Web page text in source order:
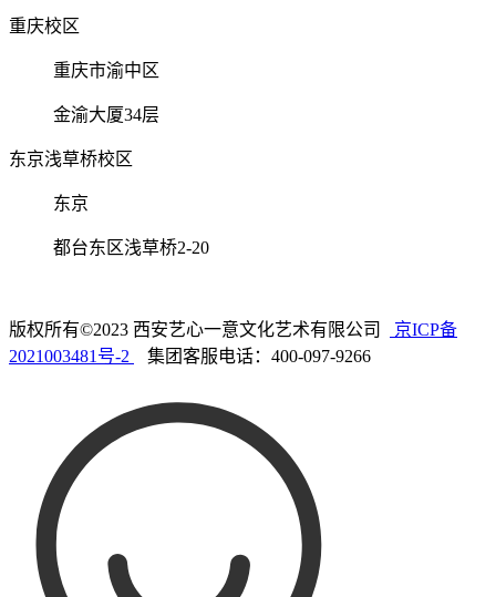
重庆校区
重庆市渝中区
金渝大厦34层
东京浅草桥校区
东京
都台东区浅草桥2-20
版权所有©2023 西安艺心一意文化艺术有限公司
京ICP备
2021003481号-2
集团客服电话：400-097-9266